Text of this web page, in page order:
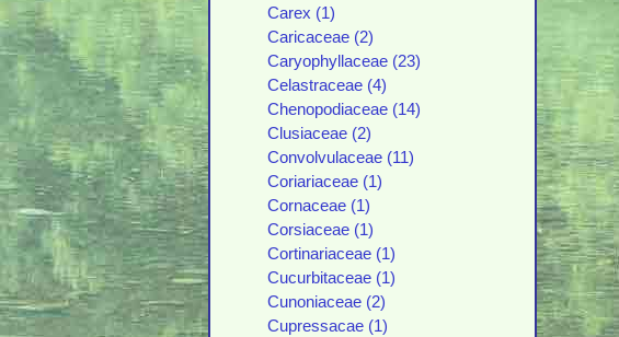
Carex (1)
Caricaceae (2)
Caryophyllaceae (23)
Celastraceae (4)
Chenopodiaceae (14)
Clusiaceae (2)
Convolvulaceae (11)
Coriariaceae (1)
Cornaceae (1)
Corsiaceae (1)
Cortinariaceae (1)
Cucurbitaceae (1)
Cunoniaceae (2)
Cupressacae (1)